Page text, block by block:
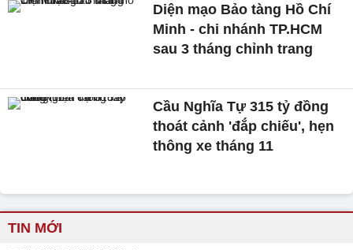
Diện mạo Bảo tàng Hồ Chí
Minh - chi nhánh TP.HCM
sau 3 tháng chỉnh trang
Cầu Nghĩa Tự 315 tỷ đồng
thoát cảnh 'đắp chiếu', hẹn
thông xe tháng 11
TIN MỚI